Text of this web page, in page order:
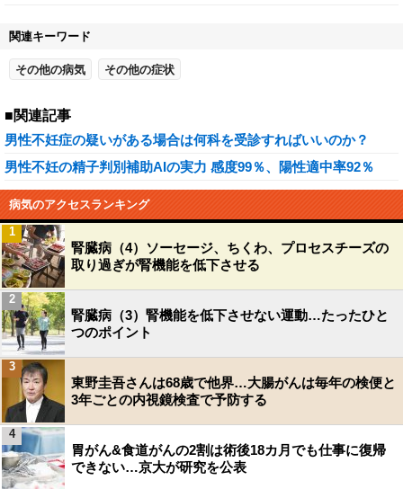
関連キーワード
その他の病気 その他の症状
■関連記事
男性不妊症の疑いがある場合は何科を受診すればいいのか？
男性不妊の精子判別補助AIの実力 感度99％、陽性適中率92％
病気のアクセスランキング
腎臓病（4）ソーセージ、ちくわ、プロセスチーズの
取り過ぎが腎機能を低下させる
1
腎臓病（3）腎機能を低下させない運動…たったひと
つのポイント
2
東野圭吾さんは68歳で他界…大腸がんは毎年の検便と
3年ごとの内視鏡検査で予防する
3
胃がん&食道がんの2割は術後18カ月でも仕事に復帰
できない…京大が研究を公表
4